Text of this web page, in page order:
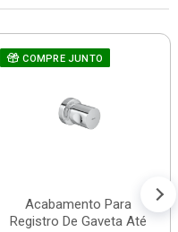
COMPRE JUNTO
Acabamento Para
Registro De Gaveta Até